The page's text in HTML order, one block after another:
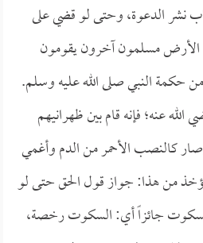
نشر الدعوة، وحتى لو قضي على
الأرض مسلمون آخرون يقومون
حكمة النبي صلى الله عليه وسلم.
الله عنه؛ فإنه قام بين ظهرانيهم
كالنصب الأحمر من الدم وأغمي
من هذا: جواز قول الحق حتى لو
جائزاً أي: السكوت رخصة،